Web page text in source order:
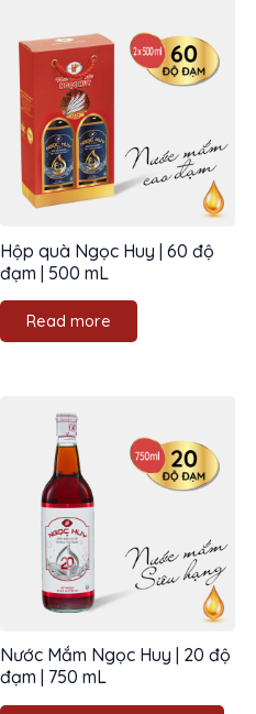
Hộp quà Ngọc Huy | 60 độ
đạm | 500 mL
Read more
Nước Mắm Ngọc Huy | 20 độ
đạm | 750 mL